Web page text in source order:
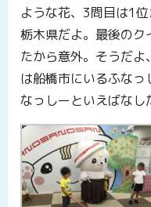
ような花、3問目は1
栃木県だよ。最後の
たから意外。そうだ
は船橋市にいるふな
なっしーといえばなし